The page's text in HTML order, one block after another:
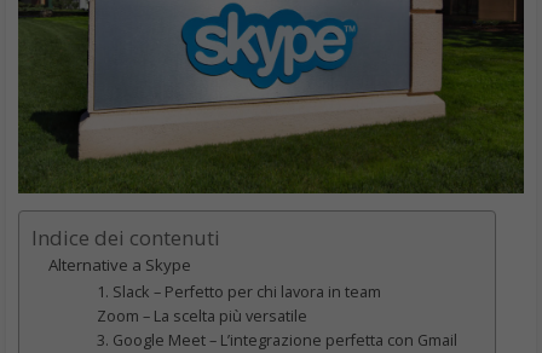
Indice dei contenuti
Alternative a Skype
1. Slack – Perfetto per chi lavora in team
Zoom – La scelta più versatile
3. Google Meet – L’integrazione perfetta con Gmail